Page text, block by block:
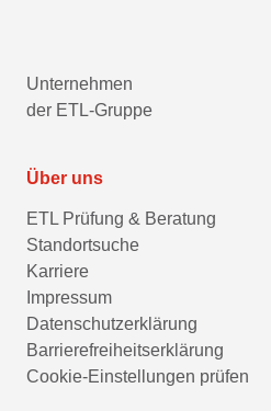
Unternehmen
der ETL-Gruppe
Über uns
ETL Prüfung & Beratung
Standortsuche
Karriere
Impressum
Datenschutzerklärung
Barrierefreiheitserklärung
Cookie-Einstellungen prüfen